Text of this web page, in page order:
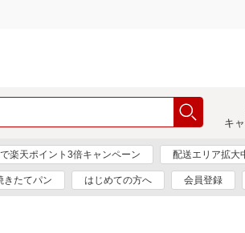
キ
楽天ポイント3倍キャンペーン 配送エリア拡大
きたてパン はじめての方へ 会員登録